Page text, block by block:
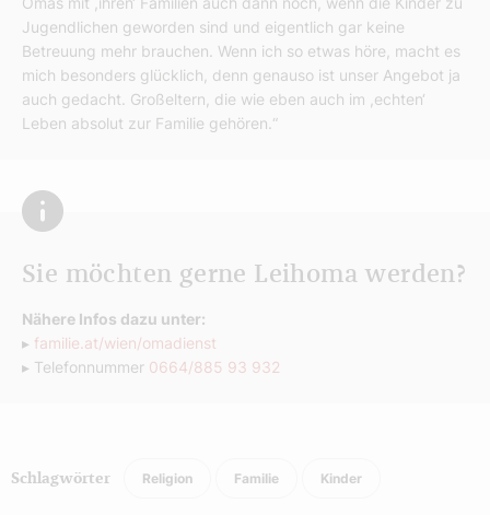
Jugendlichen geworden sind und eigentlich gar keine
Betreuung mehr brauchen. Wenn ich so etwas höre, macht es
mich besonders glücklich, denn genauso ist unser Angebot ja
auch gedacht. Großeltern, die wie eben auch im ,echten‘
Leben absolut zur Familie gehören.“
Sie möchten gerne Leihoma werden?
Nähere Infos dazu unter:
▸ familie.at/wien/omadienst
▸ Telefonnummer 0664/885 93 932
Schlagwörter Religion Familie Kinder